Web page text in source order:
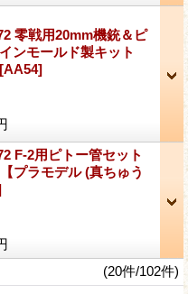
零戦用20mm機銃＆ピ
ンモールド製キット
[AA54]
F-2用ピトー管セット
プラモデル (真ちゅう
(20件/102件)